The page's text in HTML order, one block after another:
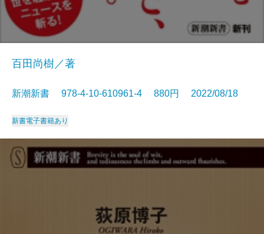
百田尚樹／著
新潮新書 978-4-10-610961-4 880円 2022/08/18
新書電子書籍あり